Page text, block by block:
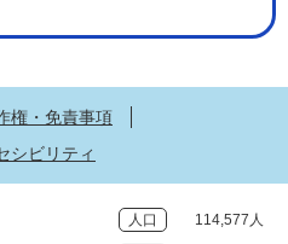
権・免責事項
シビリティ
人口 114,577人